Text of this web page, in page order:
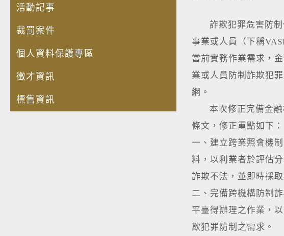
活動記事
裁罰案件
個人資料保護專區
徵才資訊
標售資訊
詐欺犯罪危害防制
事業或人員（下稱
當前實務作業需求，
業或人員防制詐欺犯
網。
本次修正完備金融
條文，修正重點如下：
一、建立跨業照會機
料，以利業者於評估
詐欺不法，並即時採
二、完備跨機構防制
平臺得辦理之作業，
欺犯罪防制之需求。